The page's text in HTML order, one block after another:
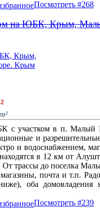
Посмотреть #268
на ЮБК, Крым,
2
с участком в п.
и
и водоснабжением,
в 12 км от
трассы до поселка
почта и т.п.
оба домовладения
Посмотреть #239